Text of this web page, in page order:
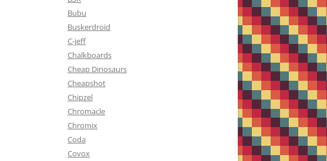
Bubu
Buskerdroid
C-jeff
Chalkboards
Cheap Dinosaurs
Cheapshot
Chipzel
Chromacle
Chromix
Coda
Covox